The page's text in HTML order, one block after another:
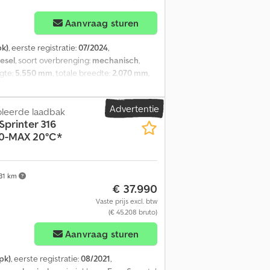
Aanvraag sturen
, eerste registratie:07/2024,
, soort overbrenging: mechanisch,
5.550 mm, totale breedte: 2.070 mm,
centrale vergrendeling, cruise control,
= - 12-volt stopcontact - Airbag voor
cilinders: 4 Cjdjzga Tuspfx Acberf
toegestaan gewicht: 3.500 kg
5145NJ WAALWIJK, NL, robert.
Advertentie
km
laadbak
Sprinter 316
MAX 20°C*
€ 37.990
Vaste prijs excl. btw
(€ 45.208 bruto)
Aanvraag sturen
, eerste registratie:08/2021,